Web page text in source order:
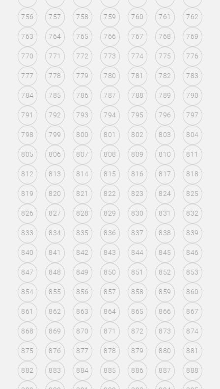
756 757 758 759 760 761 762
763 764 765 766 767 768 769
770 771 772 773 774 775 776
777 778 779 780 781 782 783
784 785 786 787 788 789 790
791 792 793 794 795 796 797
798 799 800 801 802 803 804
805 806 807 808 809 810 811
812 813 814 815 816 817 818
819 820 821 822 823 824 825
826 827 828 829 830 831 832
833 834 835 836 837 838 839
840 841 842 843 844 845 846
847 848 849 850 851 852 853
854 855 856 857 858 859 860
861 862 863 864 865 866 867
868 869 870 871 872 873 874
875 876 877 878 879 880 881
882 883 884 885 886 887 888